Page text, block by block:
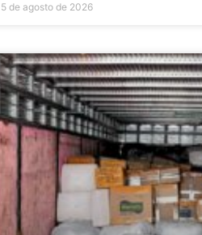
5 de agosto de 2026